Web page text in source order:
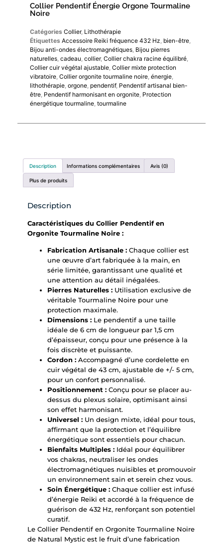
Collier Pendentif Énergie Orgone Tourmaline
Noire
Catégories Collier, Lithothérapie
Étiquettes Accessoire Reiki fréquence 432 Hz bien-être
Bijou anti-ondes électromagnétiques Bijou pierres
naturelles cadeau collier, Collier chakra racine équilibré
Collier cuir végétal ajustable Collier mixte protection
vibratoire Collier orgonite tourmaline noire énergie
lithothérapie orgone pendentif, Pendentif artisanal bien-
être Pendentif harmonisant en orgonite Protection
énergétique tourmaline tourmaline
Description Informations complémentaires Avis (0)
Plus de produits
Description
Caractéristiques du Collier Pendentif en
Orgonite Tourmaline Noire :
Fabrication Artisanale : Chaque collier est
une œuvre d’art fabriquée à la main, en
série limitée, garantissant une qualité et
une attention au détail inégalées.
Pierres Naturelles : Utilisation exclusive de
véritable Tourmaline Noire pour une
protection maximale.
Dimensions : Le pendentif a une taille
idéale de 6 cm de longueur par 1,5 cm
d’épaisseur, conçu pour une présence à la
fois discrète et puissante.
Cordon : Accompagné d’une cordelette en
cuir végétal de 43 cm, ajustable de +/- 5 cm,
pour un confort personnalisé.
Positionnement : Conçu pour se placer au-
dessus du plexus solaire, optimisant ainsi
son effet harmonisant.
Universel : Un design mixte, idéal pour tous,
affirmant que la protection et l’équilibre
énergétique sont essentiels pour chacun.
Bienfaits Multiples : Idéal pour équilibrer
vos chakras, neutraliser les ondes
électromagnétiques nuisibles et promouvoir
un environnement sain et serein chez vous.
Soin Énergétique : Chaque collier est infusé
d’énergie Reiki et accordé à la fréquence de
guérison de 432 Hz, renforçant son potentiel
curatif.
Le Collier Pendentif en Orgonite Tourmaline Noire
de Natural Mystic est le fruit d’une fabrication